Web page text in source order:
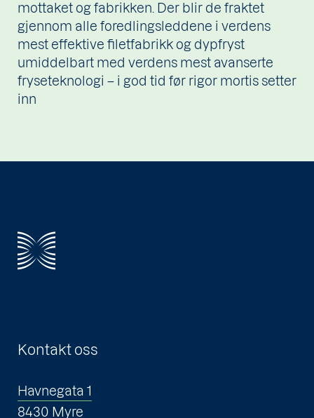
mottaket og fabrikken. Der blir de fraktet
gjennom alle foredlingsleddene i verdens
mest effektive filetfabrikk og dypfryst
umiddelbart med verdens mest avanserte
fryseteknologi – i god tid før rigor mortis setter
inn
Kontakt oss
Havnegata 1
8430 Myre